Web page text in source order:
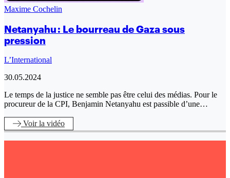
Maxime Cochelin
Netanyahu : Le bourreau de Gaza sous
pression
L’International
30.05.2024
Le temps de la justice ne semble pas être celui des médias. Pour le
procureur de la CPI, Benjamin Netanyahu est passible d’une…
Voirla vidéo